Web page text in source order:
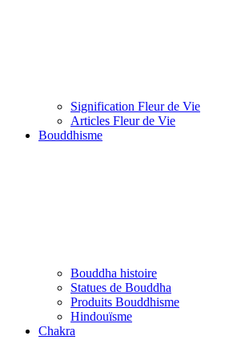
Signification Fleur de Vie
Articles Fleur de Vie
Bouddhisme
Bouddha histoire
Statues de Bouddha
Produits Bouddhisme
Hindouïsme
Chakra